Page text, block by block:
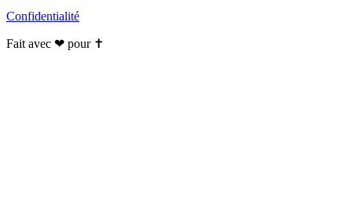
Confidentialité
Fait avec ❤ pour ✝️️